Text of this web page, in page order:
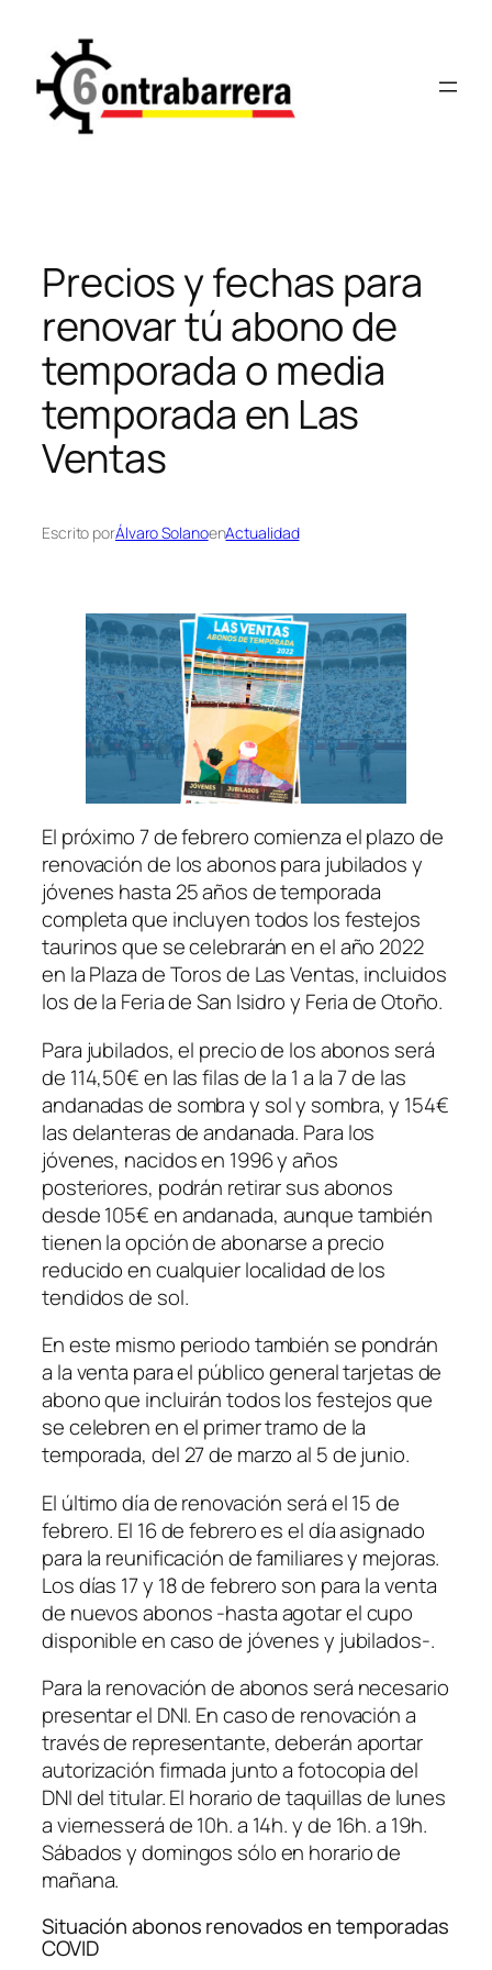
contenido
Precios y fechas para
renovar tú abono de
temporada o media
temporada en Las
Ventas
Escrito porÁlvaro SolanoenActualidad
El próximo 7 de febrero comienza el plazo de
renovación de los abonos para jubilados y
jóvenes hasta 25 años de temporada
completa que incluyen todos los festejos
taurinos que se celebrarán en el año 2022
en la Plaza de Toros de Las Ventas, incluidos
los de la Feria de San Isidro y Feria de Otoño.
Para jubilados, el precio de los abonos será
de 114,50€ en las filas de la 1 a la 7 de las
andanadas de sombra y sol y sombra, y 154€
las delanteras de andanada. Para los
jóvenes, nacidos en 1996 y años
posteriores, podrán retirar sus abonos
desde 105€ en andanada, aunque también
tienen la opción de abonarse a precio
reducido en cualquier localidad de los
tendidos de sol.
En este mismo periodo también se pondrán
a la venta para el público general tarjetas de
abono que incluirán todos los festejos que
se celebren en el primer tramo de la
temporada, del 27 de marzo al 5 de junio.
El último día de renovación será el 15 de
febrero. El 16 de febrero es el día asignado
para la reunificación de familiares y mejoras.
Los días 17 y 18 de febrero son para la venta
de nuevos abonos -hasta agotar el cupo
disponible en caso de jóvenes y jubilados-.
Para la renovación de abonos será necesario
presentar el DNI. En caso de renovación a
través de representante, deberán aportar
autorización firmada junto a fotocopia del
DNI del titular. El horario de taquillas de lunes
a viernesserá de 10h. a 14h. y de 16h. a 19h.
Sábados y domingos sólo en horario de
mañana.
Situación abonos renovados en temporadas
COVID